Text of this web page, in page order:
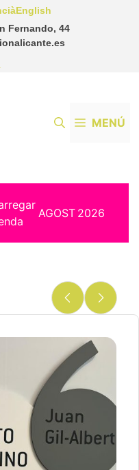
Fernando, 44
English
MENÚ
AGOST 2026